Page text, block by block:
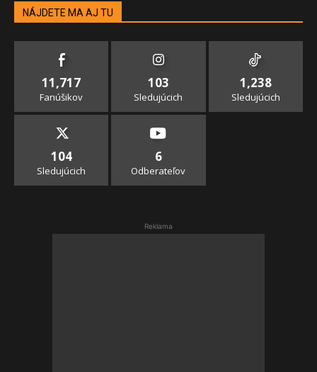
NÁJDETE MA AJ TU
11,717
Fanúšikov
103
Sledujúcich
1,238
Sledujúcich
104
Sledujúcich
6
Odberateľov
Reklama